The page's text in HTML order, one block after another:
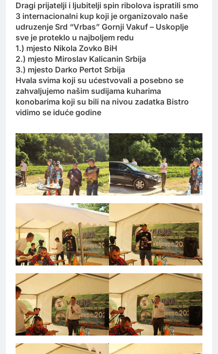
Dragi prijatelji i ljubitelji spin ribolova ispratili smo
3 internacionalni kup koji je organizovalo naše
udruzenje Srd “Vrbas” Gornji Vakuf – Uskoplje
sve je proteklo u najboljem redu
1.) mjesto Nikola Zovko BiH
2.) mjesto Miroslav Kalicanin Srbija
3.) mjesto Darko Pertot Srbija
Hvala svima koji su ućestvovali a posebno se
zahvaljujemo našim sudijama kuharima
konobarima koji su bili na nivou zadatka Bistro
vidimo se iduće godine